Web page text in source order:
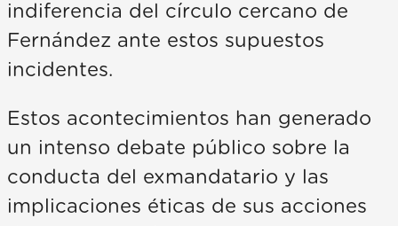
indiferencia del círculo cercano de
Fernández ante estos supuestos
incidentes.
Estos acontecimientos han generado
un intenso debate público sobre la
conducta del exmandatario y las
implicaciones éticas de sus acciones